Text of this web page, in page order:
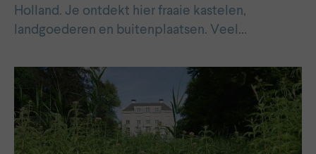
Holland. Je ontdekt hier fraaie kastelen,
landgoederen en buitenplaatsen. Veel…